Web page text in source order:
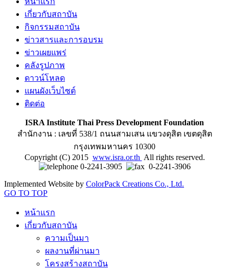
เกี่ยวกับสถาบัน
กิจกรรมสถาบัน
ข่าวสารและการอบรม
ข่าวเผยแพร่
คลังรูปภาพ
ดาวน์โหลด
แผนผังเว็บไซต์
ติดต่อ
ISRA Institute Thai Press Development Foundation
สำนักงาน : เลขที่ 538/1 ถนนสามเสน แขวงดุสิต เขตดุสิต
กรุงเทพมหานคร 10300
Copyright (C) 2015 www.isra.or.th All rights reserved.
0-2241-3905
0-2241-3906
Implemented Website by ColorPack Creations Co., Ltd.
GO TO TOP
หน้าแรก
เกี่ยวกับสถาบัน
ความเป็นมา
ผลงานที่ผ่านมา
โครงสร้างสถาบัน